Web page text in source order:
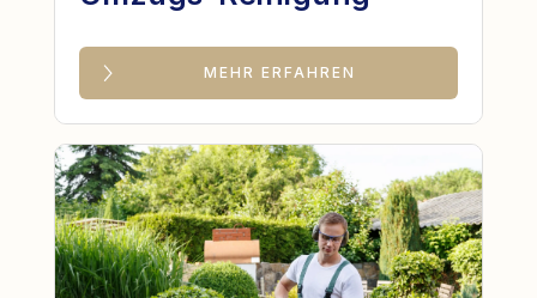
MEHR ERFAHREN